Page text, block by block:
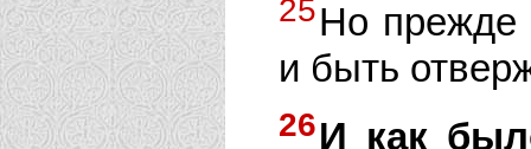
25Но прежде
и быть
26И как